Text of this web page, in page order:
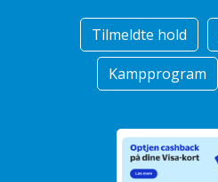
Tilmeldte hold
Kampprogram